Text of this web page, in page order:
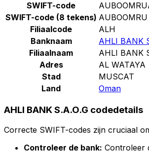
SWIFT-code
SWIFT-code (8 tekens) AUBOOMRU
Filiaalcode
ALH
Banknaam
AHLI BANK
Filiaalnaam
AHLI BANK
Adres
AL WATAYA
Stad
MUSCAT
Land
Oman
AHLI BANK S.A.O.G codedetails
Correcte SWIFT-codes zijn cruciaal
Controleer de bank: Controleer